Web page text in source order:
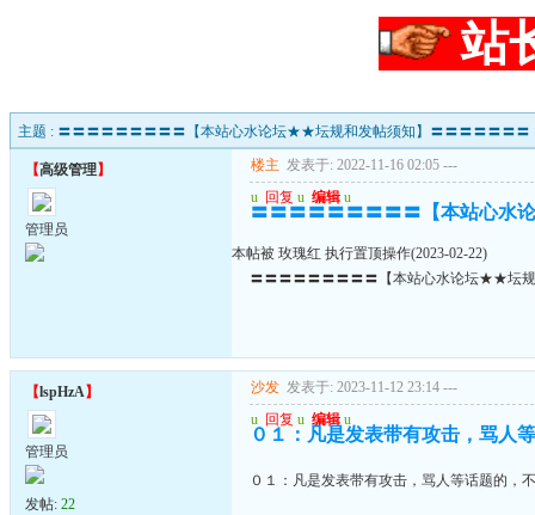
站
主题 : 〓〓〓〓〓〓〓〓〓【本站心水论坛★★坛规和发帖须知】〓〓〓〓〓〓〓
【高级管理】
管理员
楼主 发表于: 2022-11-16 02:05 ---
u 回复 u 编辑 u
〓〓〓〓〓〓〓〓〓【本站心
本帖被 玫瑰红 执行置顶操作(2023-02-22)
〓〓〓〓〓〓〓〓〓【本站心水论坛★★坛
【lspHzA】
管理员
发帖: 22
沙发 发表于: 2023-11-12 23:14 ---
u 回复 u 编辑 u
０１：凡是发表带有攻击，骂人
０１：凡是发表带有攻击，骂人等话题的，